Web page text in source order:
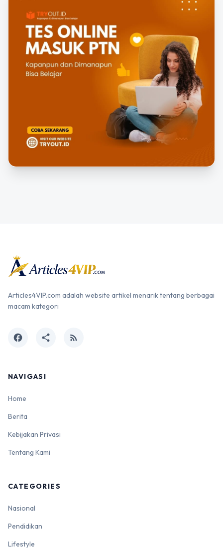
Articles4VIP.com adalah website artikel menarik tentang berbagai
macam kategori
facebook share rss_feed
NAVIGASI
Home
Berita
Kebijakan Privasi
Tentang Kami
CATEGORIES
Nasional
Pendidikan
Lifestyle